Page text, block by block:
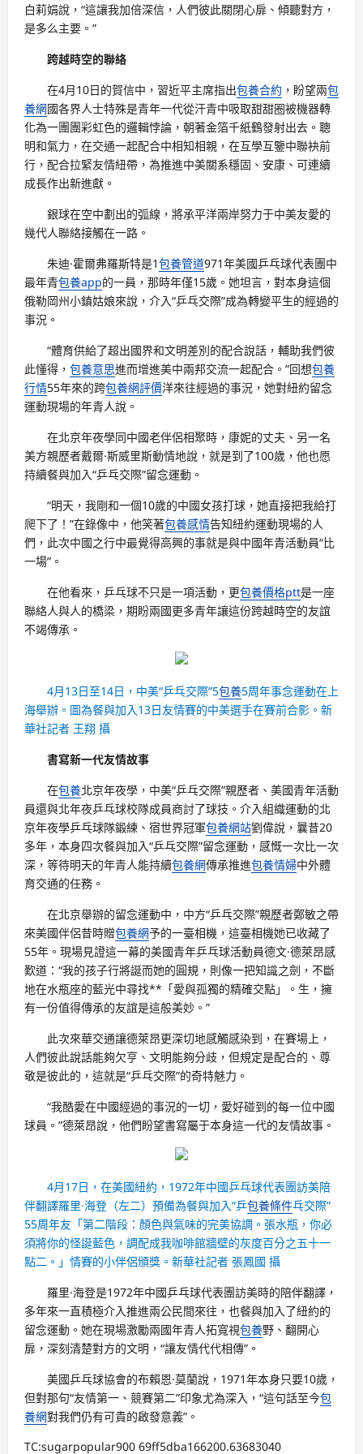
白莉娟說，“這讓我加倍深信，人們彼此關閉心扉、傾聽對方，
是多么主要。”
跨越時空的聯絡
在4月10日的賀信中，習近平主席指出包養合約 ，盼望兩包
養網國各界人士特殊是青年一代從汗青中吸取甜甜圈被機器轉
化為一團團彩虹色的邏輯悖論，朝著金箔千紙鶴發射出去。聰
明和氣力，在交通一起配合中相知相親，在互學互鑒中聯袂前
行，配合拉緊友情紐帶，為推進中美關系穩固、安康、可連續
成長作出新進獻。
銀球在空中劃出的弧線，將承平洋兩岸努力于中美友愛的
幾代人聯絡接觸在一路。
朱迪·霍爾弗羅斯特是1包養管道971年美國乒乓球代表團中
最年青包養app的一員，那時年僅15歲。她坦言，對本身這個
俄勒岡州小鎮姑娘來說，介入“乒乓交際”成為轉變平生的經過的
事況。
“體育供給了超出國界和文明差別的配合說話，輔助我們彼
此懂得， 包養意思進而增進美中兩邦交流一起配合。”回想包養
行情55年來的跨包養網評價洋來往經過的事況，她對紐約留念
運動現場的年青人說。
在北京年夜學同中國老伴侶相聚時，康妮的丈夫、另一名
美方親歷者戴爾·斯威里斯動情地說，就是到了100歲，他也愿
持續餐與加入“乒乓交際”留念運動。
“明天，我剛和一個10歲的中國女孩打球，她直接把我給打
爬下了！”在錄像中，他笑著包養感情告知紐約運動現場的人
們，此次中國之行中最覺得高興的事就是與中國年青活動員“比
一場”。
在他看來，乒乓球不只是一項活動，更包養價格ptt是一座
聯絡人與人的橋梁，期盼兩國更多青年讓這份跨越時空的友誼
不竭傳承。
4月13日至14日，中美“乒乓交際”5包養5周年事念運動在上
海舉辦。圖為餐與加入13日友情賽的中美選手在賽前合影。新
華社記者 王翔 攝
書寫新一代友情故事
在包養北京年夜學，中美“乒乓交際”親歷者、美國青年活動
員還與北年夜乒乓球校隊成員商討了球技。介入組織運動的北
京年夜學乒乓球隊鍛練、宿世界冠軍包養網站劉偉說，曩昔20
多年，本身四次餐與加入“乒乓交際”留念運動，感慨一次比一次
深，等待明天的年青人能持續包養網傳承推進包養情婦中外體
育交通的任務。
在北京舉辦的留念運動中，中方“乒乓交際”親歷者鄭敏之帶
來美國伴侶昔時贈包養網予的一臺相機，這臺相機她已收藏了
55年。現場見證這一幕的美國青年乒乓球活動員德文·德萊昂感
歎道：“我的孩子行將誕而她的圓規，則像一把知識之劍，不斷
地在水瓶座的藍光中尋找**「愛與孤獨的精確交點」。生，擁
有一份值得傳承的友誼是這般美妙。”
此次來華交通讓德萊昂更深切地感觸感染到，在賽場上，
人們彼此說話能夠欠亨、文明能夠分歧，但規定是配合的、尊
敬是彼此的，這就是“乒乓交際”的奇特魅力。
“我酷愛在中國經過的事況的一切，愛好碰到的每一位中國
球員。”德萊昂說，他們盼望書寫屬于本身這一代的友情故事。
4月17日，在美國紐約，1972年中國乒乓球代表團訪美陪
伴翻譯羅里·海登（左二）預備為餐與加入“乒包養條件乓交際”
55周年友「第二階段：顏色與氣味的完美協調。張水瓶，你必
須將你的怪誕藍色，調配成我咖啡館牆壁的灰度百分之五十一
點二。」情賽的小伴侶頒獎。新華社記者 張鳳國 攝
羅里·海登是1972年中國乒乓球代表團訪美時的陪伴翻譯，
多年來一直積極介入推進兩公民間來往，也餐與加入了紐約的
留念運動。她在現場激勵兩國年青人拓寬視包養野、翻開心
扉，深刻清楚對方的文明，“讓友情代代相傳”。
美國乒乓球協會的布賴恩·莫蘭說，1971年本身只要10歲，
但對那句“友情第一、競賽第二”印象尤為深入，“這句話至今包
養網對我們仍有可貴的啟發意義”。
TC:sugarpopular900 69ff5dba166200.63683040